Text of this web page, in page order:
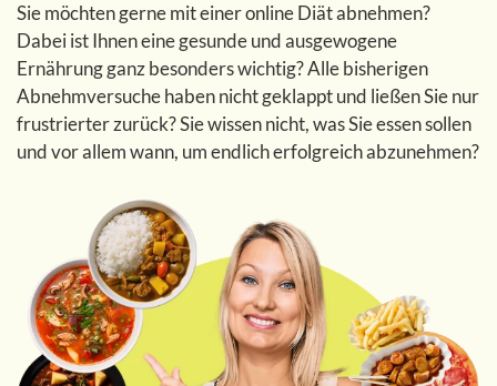
Sie möchten gerne mit einer online Diät abnehmen?
Dabei ist Ihnen eine gesunde und ausgewogene
Ernährung ganz besonders wichtig? Alle bisherigen
Abnehmversuche haben nicht geklappt und ließen Sie nur
frustrierter zurück? Sie wissen nicht, was Sie essen sollen
und vor allem wann, um endlich erfolgreich abzunehmen?